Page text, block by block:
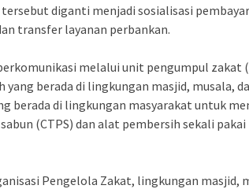
diganti menjadi sosialisasi
transfer layanan perbankan.
melalui unit pengumpul zakat
berada di lingkungan masjid, musala,
berada di lingkungan masyarakat untuk
(CTPS) dan alat pembersih sekali
Pengelola Zakat, lingkungan masjid,